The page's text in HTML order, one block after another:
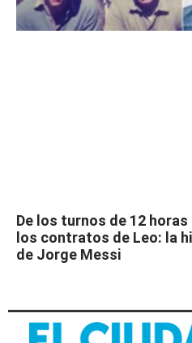
De los turnos de 12
los contratos de Leo: la
de Jorge Messi